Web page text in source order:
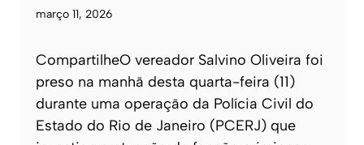
março 11, 2026
CompartilheO vereador Salvino Oliveira foi
preso na manhã desta quarta-feira (11)
durante uma operação da Polícia Civil do
Estado do Rio de Janeiro (PCERJ) que